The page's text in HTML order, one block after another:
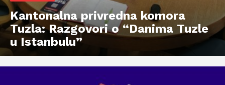
Kantonalna privredna komora
Tuzla: Razgovori o “Danima Tuzle
u Istanbulu”